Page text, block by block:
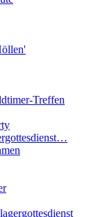
Treffen